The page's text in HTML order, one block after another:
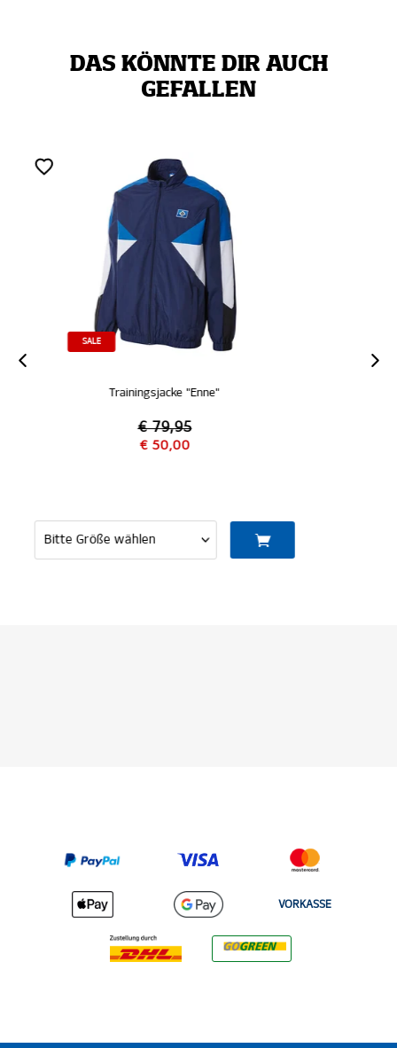
DAS KÖNNTE DIR AUCH
GEFALLEN
SC Trainingsjacke "schwarz"
MITGLIED WERDEN
VORKASSE